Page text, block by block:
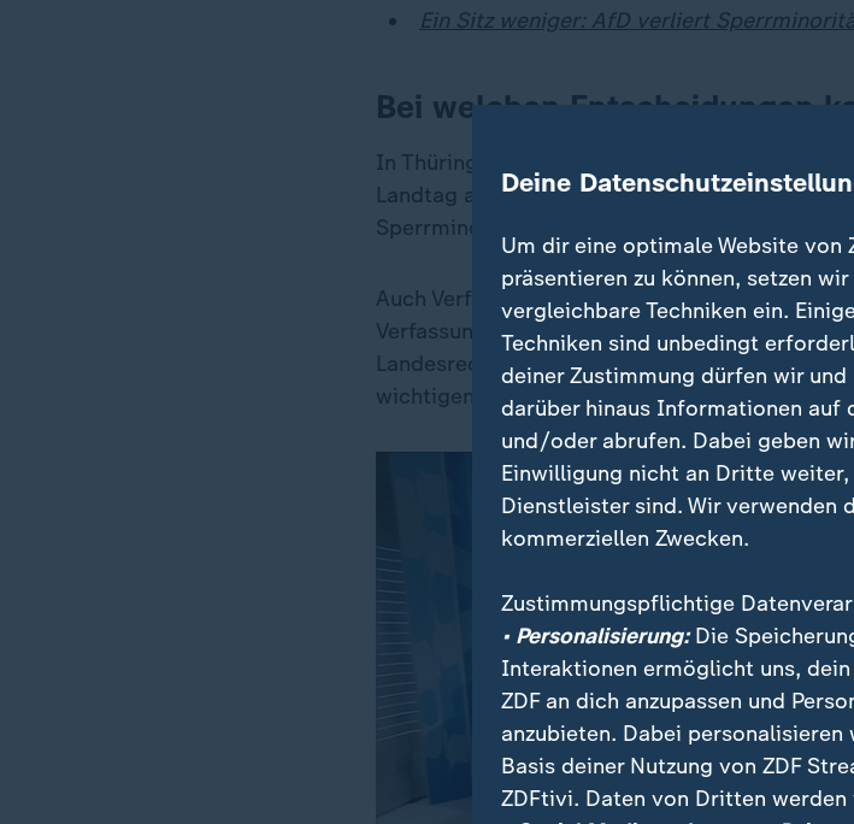
Ein Sitz weniger: AfD verliert
Bei welchen Entscheidungen
In Thüringen ist eine Zweidrittelmehrheit aller
Landtag aufzulösen und damit den Weg für
Sperrminorität könnte die AfD diesen Schritt
Auch Verfassungsänderungen, die Wahl des
Verfassungsgerichtshofs und die Wahl des
Landesrechnungshofs verlangen eine
wichtigen Posten könnte die AfD mit ihrer
Deine
Um dir eine optimale Website von
präsentieren zu können, setzen
vergleichbare Techniken ein.
Techniken sind unbedingt
deiner Zustimmung dürfen wir
darüber hinaus Informationen auf
und/oder abrufen. Dabei geben
Einwilligung nicht an Dritte
Dienstleister sind. Wir verwenden
kommerziellen Zwecken.
Zustimmungspflichtige
• Personalisierung:Die
Interaktionen ermöglicht uns,
ZDF an dich anzupassen und
anzubieten. Dabei
Basis deiner Nutzung von ZDF
ZDFtivi. Daten von Dritten